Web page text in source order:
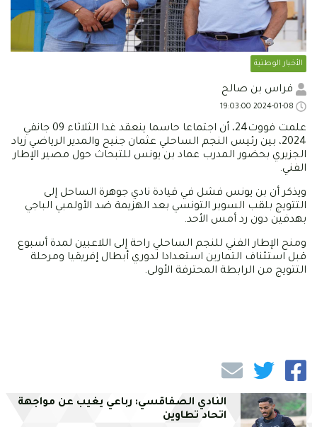
الأخبار الوطنية
فراس بن صالح
علمت فووت24، أن اجتماعا حاسما ينعقد غدا الثلاثاء 09 جانفي
2024، بين رئيس النجم الساحلي عثمان جنيح والمدير الرياضي زياد
الجزيري بحضور المدرب عماد بن يونس للتبحاث حول مصير الإطار
الفني.
ويذكر أن بن يونس فشل في قيادة نادي جوهرة الساحل إلى
التتويج بلقب السوبر التونسي بعد الهزيمة ضد الأولمبي الباجي
بهدفين دون رد أمس الأحد.
ومنح الإطار الفني للنجم الساحلي راحة إلى اللاعبين لمدة أسبوع
قبل استئناف التمارين استعدادا لدوري أبطال إفريقيا ومرحلة
التتويج من الرابطة المحترفة الأولى.
النادي الصفاقسي: رباعي يغيب عن مواجهة
اتحاد تطاوين